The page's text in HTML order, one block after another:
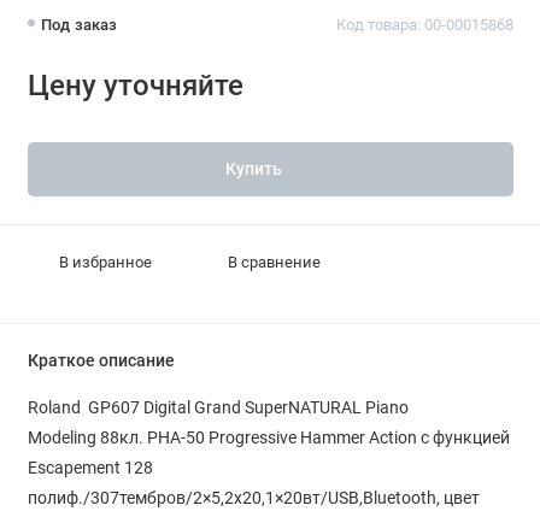
Под заказ Код товара: 00-00015868
Цену уточняйте
Купить
В избранное В сравнение
Краткое описание
Roland GP607 Digital Grand SuperNATURAL Piano
Modeling 88кл. PHA-50 Progressive Hammer Action с функцией
Escapement 128
полиф./307тембров/2×5,2х20,1×20вт/USB,Bluetooth, цвет